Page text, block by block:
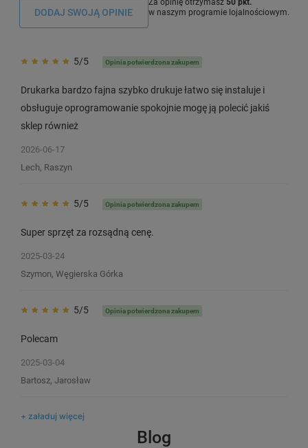
DODAJ SWOJĄ OPINIE
w naszym programie lojalnościowym.
5/5 Opinia potwierdzona zakupem
Drukarka bardzo fajna szybko drukuje łatwo się instaluje i
obsługuje oprogramowanie spokojnie mogę ją polecić jakiś
sklep również
2026-06-17
Lech, Raszyn
5/5 Opinia potwierdzona zakupem
Super sprzęt za rozsądną cenę.
2025-03-24
Szymon, Węgierska Górka
5/5 Opinia potwierdzona zakupem
Polecam
2025-03-04
Bartosz, Jarosław
+ załaduj więcej
Blog